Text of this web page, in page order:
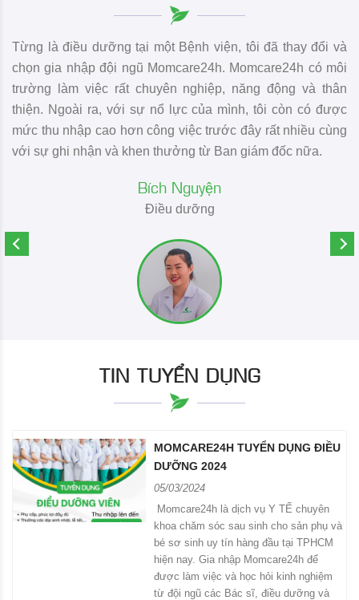
Từng là điều dưỡng tại một Bệnh viện, tôi đã thay đổi và
chọn gia nhập đội ngũ Momcare24h. Momcare24h có môi
trường làm việc rất chuyên nghiệp, năng động và thân
thiện. Ngoài ra, với sự nổ lực của mình, tôi còn có được
mức thu nhập cao hơn công việc trước đây rất nhiều cùng
với sự ghi nhận và khen thưởng từ Ban giám đốc nữa.
Bích Nguyện
Điều dưỡng
TIN TUYỂN DỤNG
MOMCARE24H TUYỂN DỤNG ĐIỀU
DƯỠNG 2024
05/03/2024
Momcare24h là dịch vụ Y TẾ chuyên
khoa chăm sóc sau sinh cho sản phụ và
bé sơ sinh uy tín hàng đầu tại TPHCM
hiện nay. Gia nhập Momcare24h để
được làm việc và học hỏi kinh nghiệm
từ đội ngũ các Bác sĩ, điều dưỡng và